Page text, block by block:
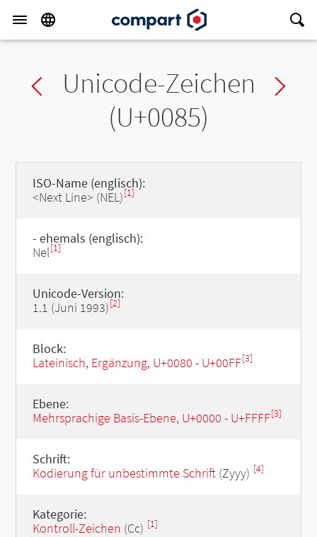
Previous char
Unicode-Zeichen
(U+0085)
ISO-Name (englisch):
<Next Line> (NEL)[1]
- ehemals (englisch):
Nel[1]
Unicode-Version:
1.1 (Juni 1993)[2]
Block:
Lateinisch, Ergänzung, U+0080 - U+00FF[3]
Ebene:
Mehrsprachige Basis-Ebene, U+0000 - U+FFFF[3]
Schrift:
Kodierung für unbestimmte Schrift(Zyyy) [4]
Kategorie:
Kontroll-Zeichen (Cc) [1]